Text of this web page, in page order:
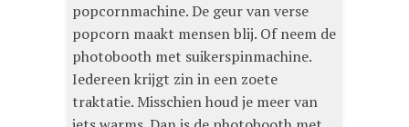
popcornmachine. De geur van verse
popcorn maakt mensen blij. Of neem de
photobooth met suikerspinmachine.
Iedereen krijgt zin in een zoete
traktatie. Misschien houd je meer van